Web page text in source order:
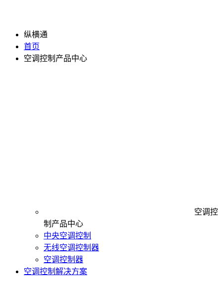
纵横通
首页
空调控制产品中心
空调控
制产品中心
中央空调控制
无线空调控制器
空调控制器
空调控制解决方案